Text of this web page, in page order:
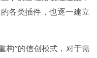
各类插件，也逐一建立
构”的信创模式，对于需